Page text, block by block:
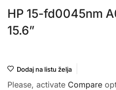
HP 15-fd0045nm
15.6”
Dodaj na listu želja
Please, activate Compare